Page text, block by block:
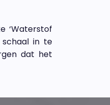
‘Waterstof
schaal in te
dat het